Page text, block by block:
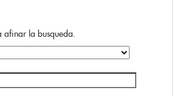
afinar la busqueda.